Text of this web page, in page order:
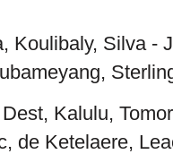
Koulibaly, Silva -
Kalulu,
de Ketelaere,